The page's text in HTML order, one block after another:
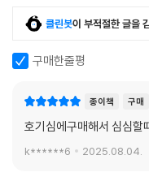
클린봇이 부적절한 글을
구매한줄평
종이책 구매
호기심에구매해서 심심할
k******6 2025.08.04.